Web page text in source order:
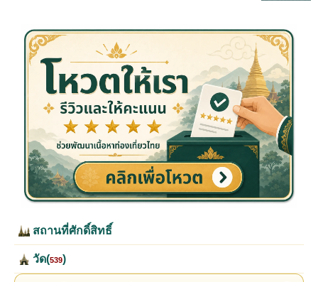
สถานที่ศักดิ์สิทธิ์
วัด(539)